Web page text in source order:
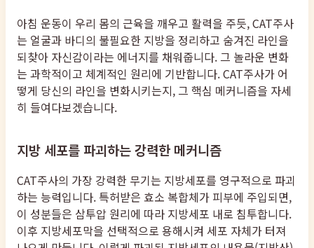
아침 운동이 우리 몸의 근육을 깨우고 활력을 주듯, CAT주사
는 얼굴과 바디의 불필요한 지방을 정리하고 숨겨진 라인을
되찾아 자신감이라는 에너지를 채워줍니다. 그 놀라운 변화
는 과학적이고 체계적인 원리에 기반합니다. CAT주사가 어
떻게 당신의 라인을 변화시키는지, 그 핵심 메커니즘을 자세
히 들여다보겠습니다.
지방 세포를 파괴하는 강력한 메커니즘
CAT주사의 가장 강력한 무기는 지방세포를 영구적으로 파괴
하는 능력입니다. 특허받은 효소 복합체가 피부에 주입되면,
이 성분들은 삼투압 원리에 따라 지방세포 내로 침투합니다.
이후 지방세포막을 선택적으로 용해시켜 세포 자체가 터져